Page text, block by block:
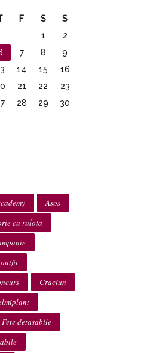
F S
S
1
2
7 8
9
14 15
16
21 22
23
28 29
30
Asos
cu rulota
Craciun
Fete detasabile